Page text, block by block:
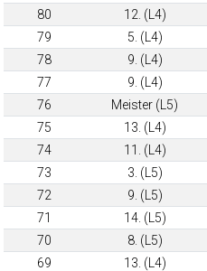
80
12. (L4)
79
5. (L4)
78
9. (L4)
77
9. (L4)
76
Meister (L5)
75
13. (L4)
74
11. (L4)
73
3. (L5)
72
9. (L5)
71
14. (L5)
70
8. (L5)
69
13. (L4)